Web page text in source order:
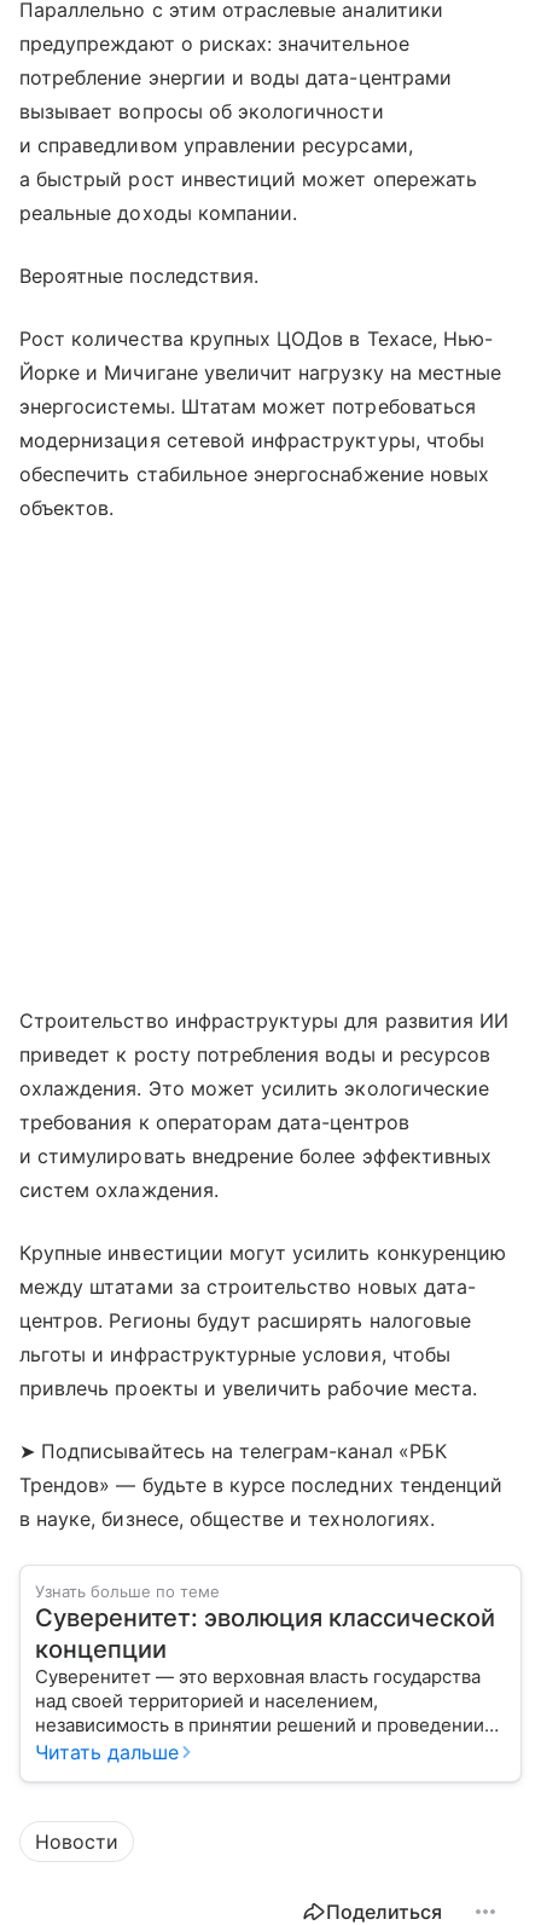
Параллельно с этим отраслевые аналитики
предупреждают о рисках: значительное
потребление энергии и воды дата-центрами
вызывает вопросы об экологичности
и справедливом управлении ресурсами,
а быстрый рост инвестиций может опережать
реальные доходы компании.
Вероятные последствия.
Рост количества крупных ЦОДов в Техасе, Нью-
Йорке и Мичигане увеличит нагрузку на местные
энергосистемы. Штатам может потребоваться
модернизация сетевой инфраструктуры, чтобы
обеспечить стабильное энергоснабжение новых
объектов.
Строительство инфраструктуры для развития ИИ
приведет к росту потребления воды и ресурсов
охлаждения. Это может усилить экологические
требования к операторам дата-центров
и стимулировать внедрение более эффективных
систем охлаждения.
Крупные инвестиции могут усилить конкуренцию
между штатами за строительство новых дата-
центров. Регионы будут расширять налоговые
льготы и инфраструктурные условия, чтобы
привлечь проекты и увеличить рабочие места.
➤ Подписывайтесь на телеграм-канал «РБК
Трендов» — будьте в курсе последних тенденций
в науке, бизнесе, обществе и технологиях.
Узнать больше по теме
Суверенитет: эволюция классической
концепции
Суверенитет — это верховная власть государства
над своей территорией и населением,
независимость в принятии решений и проведении
внешней политики.
Читать дальше
Новости
Поделиться